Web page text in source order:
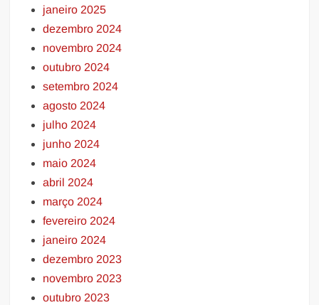
janeiro 2025
dezembro 2024
novembro 2024
outubro 2024
setembro 2024
agosto 2024
julho 2024
junho 2024
maio 2024
abril 2024
março 2024
fevereiro 2024
janeiro 2024
dezembro 2023
novembro 2023
outubro 2023